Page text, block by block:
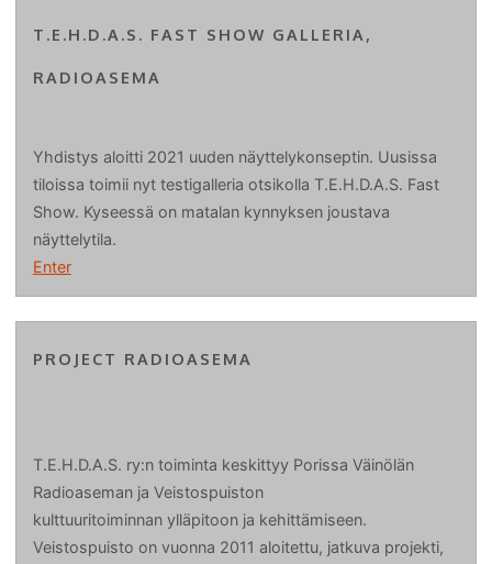
T.E.H.D.A.S. FAST SHOW GALLERIA,
RADIOASEMA
Yhdistys aloitti 2021 uuden näyttelykonseptin. Uusissa
tiloissa toimii nyt testigalleria otsikolla T.E.H.D.A.S. Fast
Show. Kyseessä on matalan kynnyksen joustava
näyttelytila.
Enter
PROJECT RADIOASEMA
T.E.H.D.A.S. ry:n toiminta keskittyy Porissa Väinölän
Radioaseman ja Veistospuiston
kulttuuritoiminnan ylläpitoon ja kehittämiseen.
Veistospuisto on vuonna 2011 aloitettu, jatkuva projekti,